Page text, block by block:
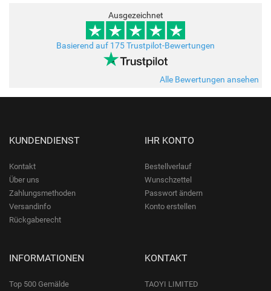
Ausgezeichnet
Basierend auf 175 Trustpilot-Bewertungen
Alle Bewertungen ansehen
KUNDENDIENST
Kontakt
Über uns
Zahlungsmethoden
Versandinfo
Rückgaberecht
IHR KONTO
Bestellverlauf
Wunschzettel
Passwort ändern
Konto erstellen
INFORMATIONEN
Top 500 Gemälde
KONTAKT
TAOYI LIMITED